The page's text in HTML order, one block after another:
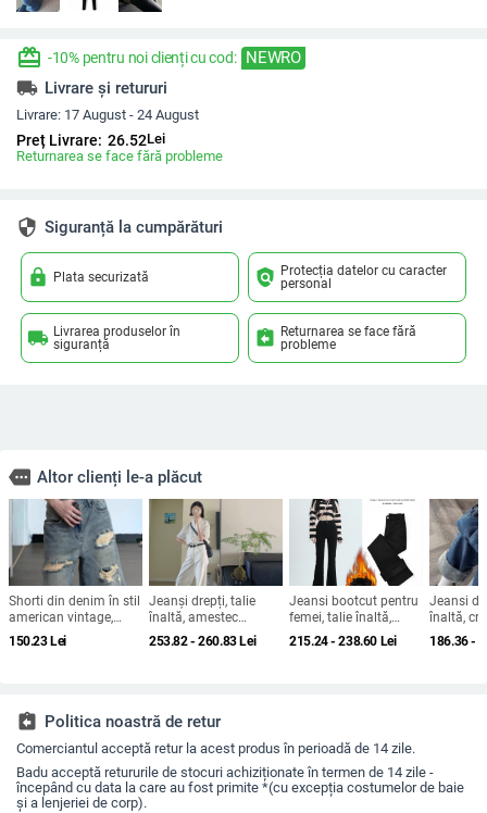
redeem -10% pentru noi clienți cu cod: NEWRO
local_shipping Livrare și retururi
Livrare: 17 August - 24 August
Preț Livrare: 26.52Lei
Returnarea se face fără probleme
security Siguranță la cumpărături
lock Plata securizată policy Protecția datelor cu caracter
personal
local_shipping Livrarea produselor în
siguranță
assignment_return Returnarea se face fără
probleme
more Altor clienți le-a plăcut
Shorti din denim în stil
american vintage,
croială dreaptă până
la mijlocul coapsei,
150.23Lei
Jeanși drepți, talie
înaltă, amestec
bumbac-poliester,
țesătură de greutate
253.82 - 260.83Lei
Jeansi bootcut pentru
femei, talie înaltă,
elasticitate ridicată,
denim gros, iarna
215.24 - 238.60Lei
Jeansi
înaltă,
denim
186.36 -
assignment_return Politica noastră de retur
Comerciantul acceptă retur la acest produs în perioadă de 14 zile.
Badu acceptă retururile de stocuri achiziționate în termen de 14 zile -
începând cu data la care au fost primite *(cu excepția costumelor de baie
și a lenjeriei de corp).